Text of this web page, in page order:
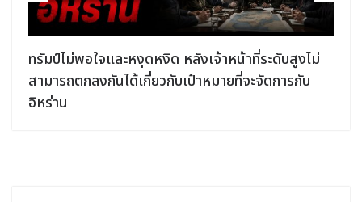
ทรัมป์ไม่พอใจและหงุดหงิด หลังเจ้าหน้าที่ระดับสูงไม่
สามารถตกลงกันได้เกี่ยวกับเป้าหมายที่จะจัดการกับ
อิหร่าน